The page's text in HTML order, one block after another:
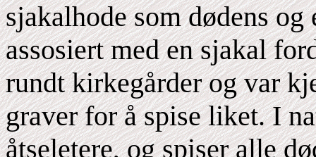
sjakalhode som dødens
assosiert med en sjakal
rundt kirkegårder og var
graver for å spise liket. I
åtseletere, og spiser alle